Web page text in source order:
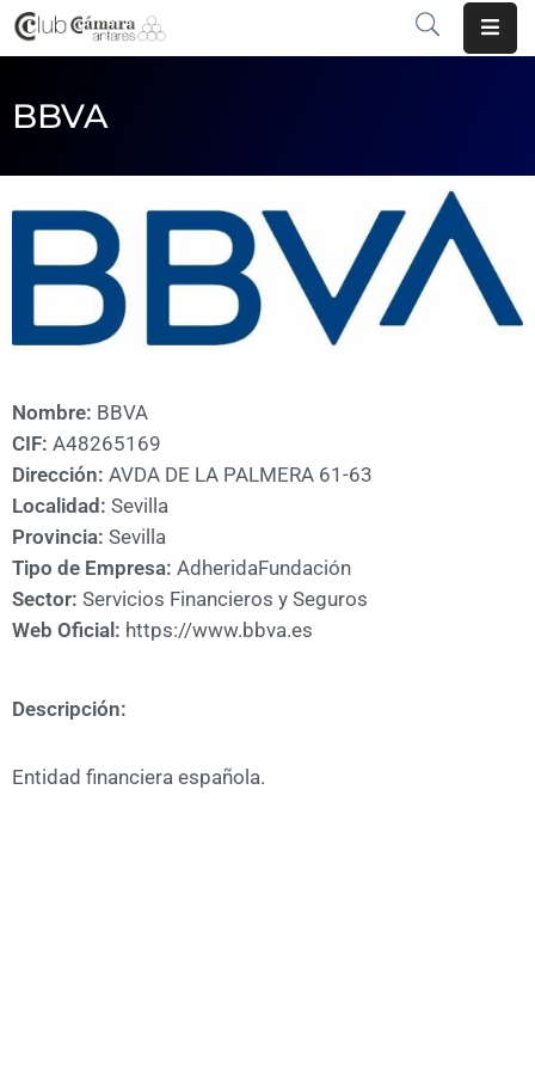
INICIO
CENTRO
DE
NEGOCIOS
SERVICIOS
COMUNICACIÓN
EMPRESAS
VOLVER
A
CÁMARA
BBVA
Nombre: BBVA
CIF: A48265169
Dirección: AVDA DE LA PALMERA 61-63
Localidad: Sevilla
Provincia: Sevilla
Tipo de Empresa: AdheridaFundación
Sector: Servicios Financieros y Seguros
Web Oficial: https://www.bbva.es
Descripción:
Entidad financiera española.